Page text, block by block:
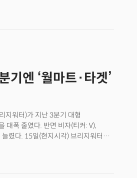
부터 2022년까지 연평균 수익률
엔 ‘월마트·타겟’
지워터)가 지난 3분기 대형
대폭 줄였다. 반면 비자(티커: V),
렸다. 15일(현지시각) 브리지워터가
기 대비 16% 감소했다. 보유 지분